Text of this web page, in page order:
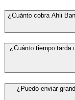
¿Cuánto cobra Ahli
¿Cuánto tiempo tarda
¿Puedo enviar